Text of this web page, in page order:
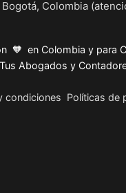
Colombia
🧡 en Colombia y para
Abogados y
condiciones Políticas de